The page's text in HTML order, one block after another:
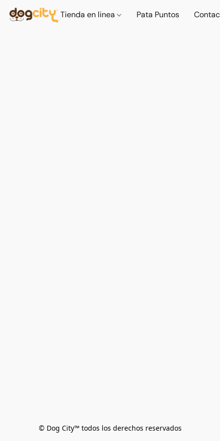
Tienda en linea Pata Puntos
© Dog City™ todos los derechos reservados